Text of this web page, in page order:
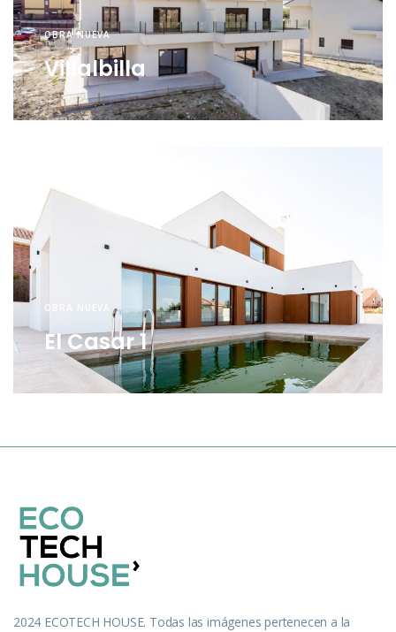
OBRA NUEVA
Villalbilla
OBRA NUEVA
El Casar 1
2024 ECOTECH HOUSE. Todas las imágenes pertenecen a la